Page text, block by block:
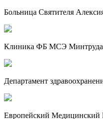
Больница Святителя
Клиника ФБ МСЭ Минтруда
Департамент
Европейский Медицинский